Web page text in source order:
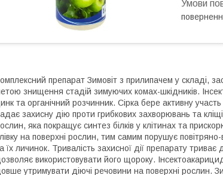
препарат Зимовіт з прилипачем у складі,
знищення стадій зимуючих комах-шкідників.
та органічний розчинник. Сірка бере активну
захисну дію проти грибкових захворювань та
яка покращує синтез білків у клітинах та
на поверхні рослин, тим самим порушує
їх личинок. Тривалість захисної дії препарату
використовувати його щороку.
утримувати діючі речовини на поверхні рослин.